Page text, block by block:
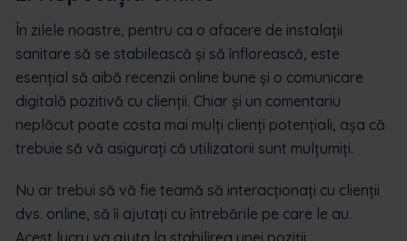
În zilele noastre, pentru ca o afacere de instalații
sanitare să se stabilească și să înflorească, este
esențial să aibă recenzii online bune și o comunicare
digitală pozitivă cu clienții. Chiar și un comentariu
neplăcut poate costa mai mulți clienți potențiali, așa că
trebuie să vă asigurați că utilizatorii sunt mulțumiți.
Nu ar trebui să vă fie teamă să interacționați cu clienții
dvs. online, să îi ajutați cu întrebările pe care le au.
Acest lucru va ajuta la stabilirea unei poziții